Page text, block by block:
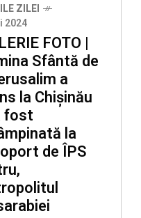
ZILEI
2024
FOTO |
Sfântă de
a
la Chișinău
fost
la
de ÎPS